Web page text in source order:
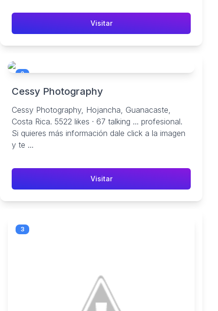
Visitar
2
Cessy Photography
Cessy Photography, Hojancha, Guanacaste,
Costa Rica. 5522 likes · 67 talking ... profesional.
Si quieres más información dale click a la imagen
y te ...
Visitar
3